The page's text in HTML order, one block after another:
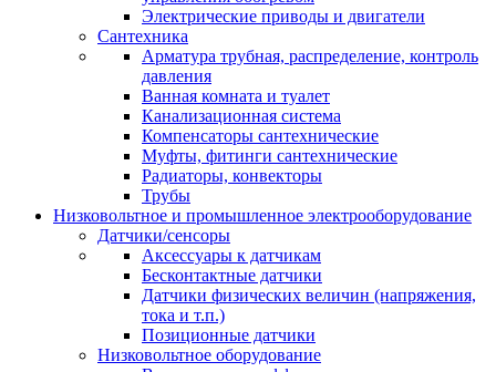
Электрические приводы и двигатели
Сантехника
Арматура трубная, распределение, контроль
давления
Ванная комната и туалет
Канализационная система
Компенсаторы сантехнические
Муфты, фитинги сантехнические
Радиаторы, конвекторы
Трубы
Низковольтное и промышленное электрооборудование
Датчики/сенсоры
Аксессуары к датчикам
Бесконтактные датчики
Датчики физических величин (напряжения,
тока и т.п.)
Позиционные датчики
Низковольтное оборудование